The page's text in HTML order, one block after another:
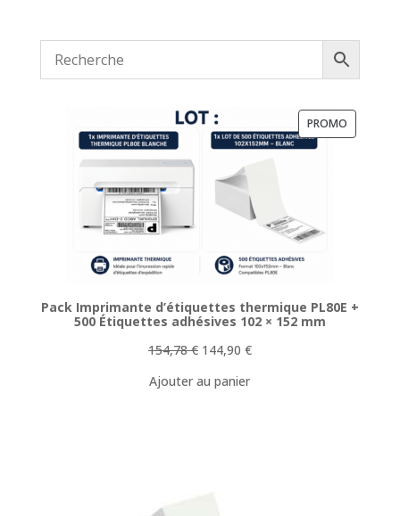
PROMO
Pack Imprimante d’étiquettes thermique PL80E +
500 Étiquettes adhésives 102 × 152 mm
154,78€ Le
initial
144,90 €Le
Ajouter au panier